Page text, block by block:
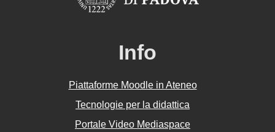
Info
Piattaforme Moodle in Ateneo
Tecnologie per la didattica
Portale Video Mediaspace